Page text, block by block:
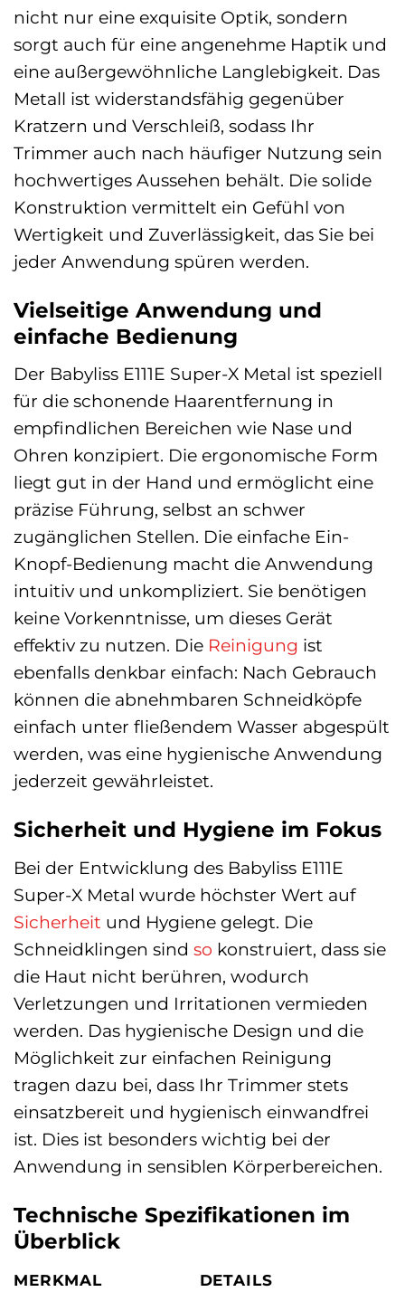
nicht nur eine exquisite Optik, sondern
sorgt auch für eine angenehme Haptik und
eine außergewöhnliche Langlebigkeit. Das
Metall ist widerstandsfähig gegenüber
Kratzern und Verschleiß, sodass Ihr
Trimmer auch nach häufiger Nutzung sein
hochwertiges Aussehen behält. Die solide
Konstruktion vermittelt ein Gefühl von
Wertigkeit und Zuverlässigkeit, das Sie bei
jeder Anwendung spüren werden.
Vielseitige Anwendung und
einfache Bedienung
Der Babyliss E111E Super-X Metal ist speziell
für die schonende Haarentfernung in
empfindlichen Bereichen wie Nase und
Ohren konzipiert. Die ergonomische Form
liegt gut in der Hand und ermöglicht eine
präzise Führung, selbst an schwer
zugänglichen Stellen. Die einfache Ein-
Knopf-Bedienung macht die Anwendung
intuitiv und unkompliziert. Sie benötigen
keine Vorkenntnisse, um dieses Gerät
effektiv zu nutzen. Die Reinigung ist
ebenfalls denkbar einfach: Nach Gebrauch
können die abnehmbaren Schneidköpfe
einfach unter fließendem Wasser abgespült
werden, was eine hygienische Anwendung
jederzeit gewährleistet.
Sicherheit und Hygiene im Fokus
Bei der Entwicklung des Babyliss E111E
Super-X Metal wurde höchster Wert auf
Sicherheit und Hygiene gelegt. Die
Schneidklingen sind so konstruiert, dass sie
die Haut nicht berühren, wodurch
Verletzungen und Irritationen vermieden
werden. Das hygienische Design und die
Möglichkeit zur einfachen Reinigung
tragen dazu bei, dass Ihr Trimmer stets
einsatzbereit und hygienisch einwandfrei
ist. Dies ist besonders wichtig bei der
Anwendung in sensiblen Körperbereichen.
Technische Spezifikationen im
Überblick
MERKMAL
DETAILS